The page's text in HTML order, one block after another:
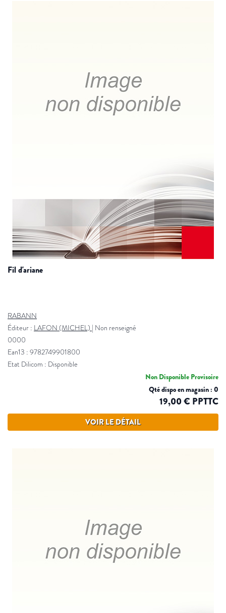
fil d'ariane
RABANN
Éditeur : LAFON (MICHEL) | Non renseigné
0000
Ean13 : 9782749901800
Etat Dilicom : Disponible
Non Disponible Provisoire
Qté dispo en magasin : 0
19,00 € PPTTC
VOIR LE DÉTAIL